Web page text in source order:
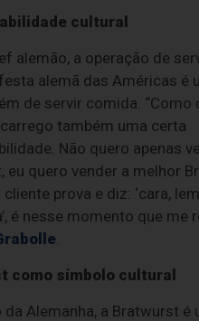
cultural
alemão, a operação de
alemã das Américas é
de servir comida. “Como
também uma certa
Não quero apenas
eu quero vender a melhor
cliente prova e diz: ‘cara,
é nesse momento que me
como símbolo cultural
da Alemanha, a Bratwurst é